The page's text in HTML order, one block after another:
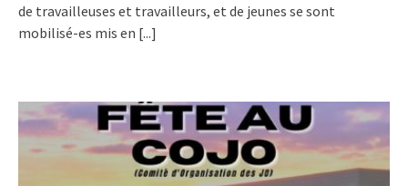
de travailleuses et travailleurs, et de jeunes se sont
mobilisé-es mis en [...]